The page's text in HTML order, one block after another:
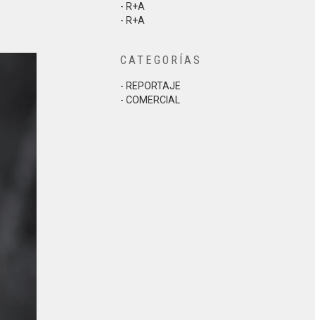
- R+A
- R+A
CATEGORÍAS
- REPORTAJE
- COMERCIAL